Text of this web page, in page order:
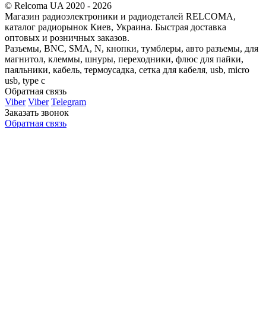
© Relcoma UA 2020 - 2026
Магазин радиоэлектроники и радиодеталей RELCOMA,
каталог радиорынок Киев, Украина. Быстрая доставка
оптовых и розничных заказов.
Разъемы, BNC, SMA, N, кнопки, тумблеры, авто разъемы, для
магнитол, клеммы, шнуры, переходники, флюс для пайки,
паяльники, кабель, термоусадка, сетка для кабеля, usb, micro
usb, type c
Обратная связь
Viber Viber Telegram
Заказать звонок
Обратная связь